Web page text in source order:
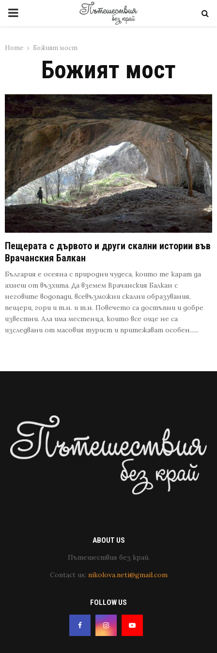
PRIMARY
Home Божият мост
Божият мост
Пещерата с дървото и други скални истории във
Врачанския Балкан
България е осеяна с природни чудеса, които те карат да
ахнеш от възхита. Да вземем Врачанския Балкан с
неговите водопади, всевъзможни скални образувания,
пещери, гори и т.н. и т.н. Повечето са достъпни и добре
известни. Ала има местенца, които все още не са
изследвани от масовия турист и притежават особен......
ABOUT US
Пътешествия без край.
Contact us: nikolova.neti@gmail.com
FOLLOW US